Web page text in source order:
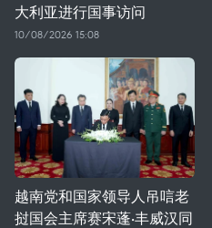
大利亚进行国事访问
10/08/2026 15:08
越南党和国家领导人吊唁老
挝国会主席赛宋蓬·丰威汉同